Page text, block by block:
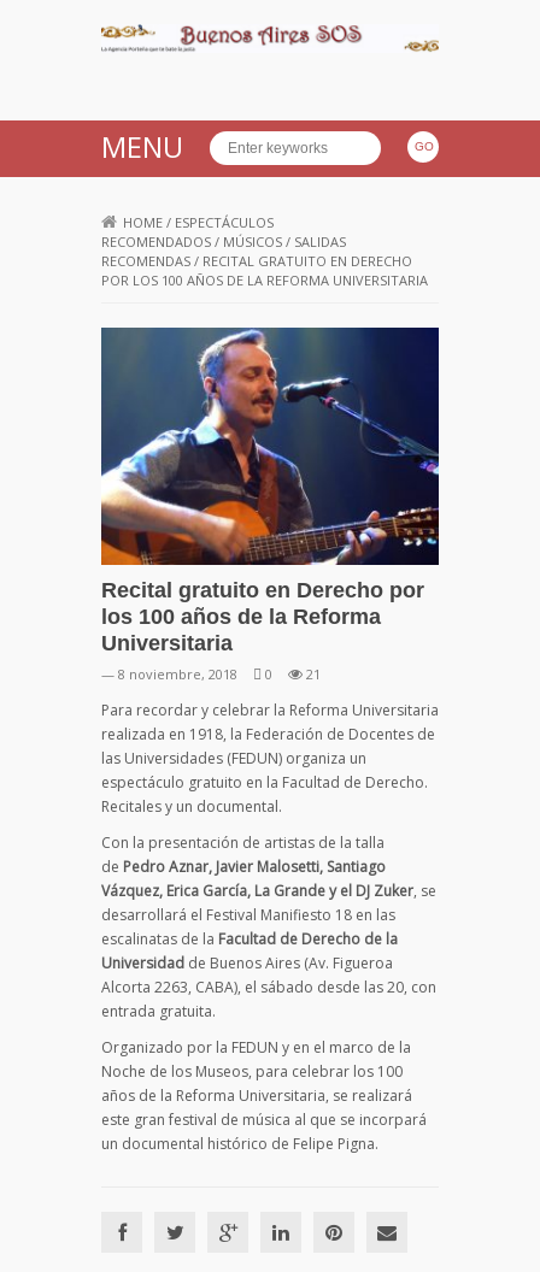
MENU
HOME / ESPECTÁCULOS
RECOMENDADOS / MÚSICOS / SALIDAS
RECOMENDAS / RECITAL GRATUITO EN DERECHO
POR LOS 100 AÑOS DE LA REFORMA UNIVERSITARIA
Recital gratuito en Derecho por
los 100 años de la Reforma
Universitaria
— 8 noviembre, 2018 0 21
Para recordar y celebrar la Reforma Universitaria
realizada en 1918, la Federación de Docentes de
las Universidades (FEDUN) organiza un
espectáculo gratuito en la Facultad de Derecho.
Recitales y un documental.
Con la presentación de artistas de la talla
de Pedro Aznar, Javier Malosetti, Santiago
Vázquez, Erica García, La Grande y el DJ Zuker, se
desarrollará el Festival Manifiesto 18 en las
escalinatas de la Facultad de Derecho de la
Universidad de Buenos Aires (Av. Figueroa
Alcorta 2263, CABA), el sábado desde las 20, con
entrada gratuita.
Organizado por la FEDUN y en el marco de la
Noche de los Museos, para celebrar los 100
años de la Reforma Universitaria, se realizará
este gran festival de música al que se incorpará
un documental histórico de Felipe Pigna.